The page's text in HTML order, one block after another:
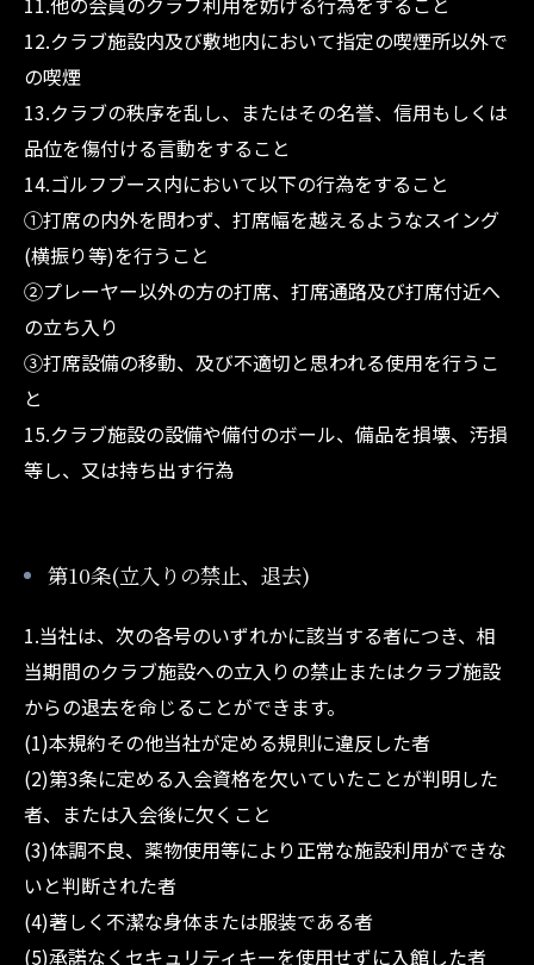
12.クラブ施設内及び敷地内において指定の喫煙所以外で
の喫煙
13.クラブの秩序を乱し、またはその名誉、信用もしくは
品位を傷付ける言動をすること
14.ゴルフブース内において以下の行為をすること
①打席の内外を問わず、打席幅を越えるようなスイング
(横振り等)を行うこと
②プレーヤー以外の方の打席、打席通路及び打席付近へ
の立ち入り
③打席設備の移動、及び不適切と思われる使用を行うこ
と
15.クラブ施設の設備や備付のボール、備品を損壊、汚損
等し、又は持ち出す行為
第10条(立入りの禁止、退去)
1.当社は、次の各号のいずれかに該当する者につき、相
当期間のクラブ施設への立入りの禁止またはクラブ施設
からの退去を命じることができます。
(1)本規約その他当社が定める規則に違反した者
(2)第3条に定める入会資格を欠いていたことが判明した
者、または入会後に欠くこと
(3)体調不良、薬物使用等により正常な施設利用ができな
いと判断された者
(4)著しく不潔な身体または服装である者
(5)承諾なくセキュリティキーを使用せずに入館した者